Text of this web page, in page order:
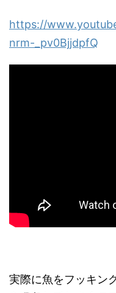
https://
nrm-_pv0BjjdpfQ
実際に魚をフッキン